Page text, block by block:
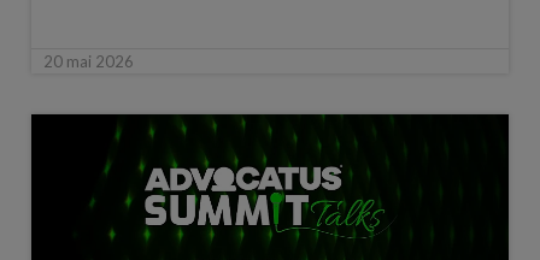
20 mai 2026